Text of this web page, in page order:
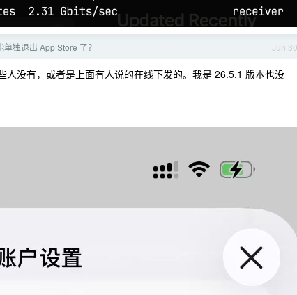
Jun 30
独退出 App Store 了？
没有，或者是上面有人说的在线下发的。我是 26.5.1 版本也没